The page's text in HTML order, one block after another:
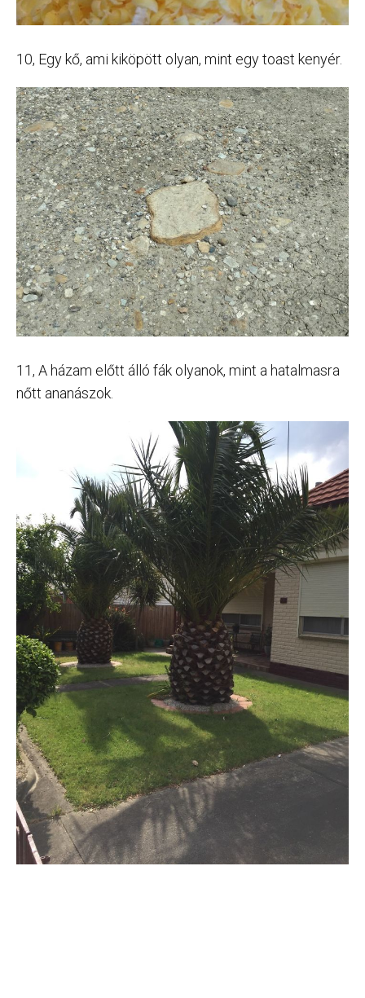
10, Egy kő, ami kiköpött olyan, mint egy toast kenyér.
11, A házam előtt álló fák olyanok, mint a hatalmasra
nőtt ananászok.